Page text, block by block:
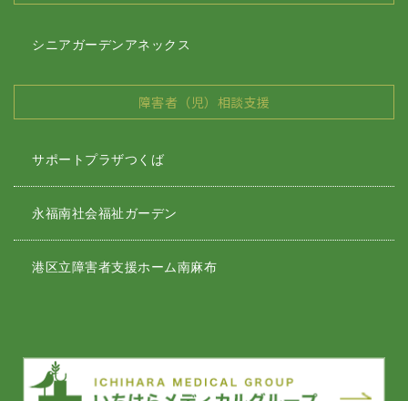
シニアガーデンアネックス
障害者（児）相談支援
サポートプラザつくば
永福南社会福祉ガーデン
港区立障害者支援ホーム南麻布